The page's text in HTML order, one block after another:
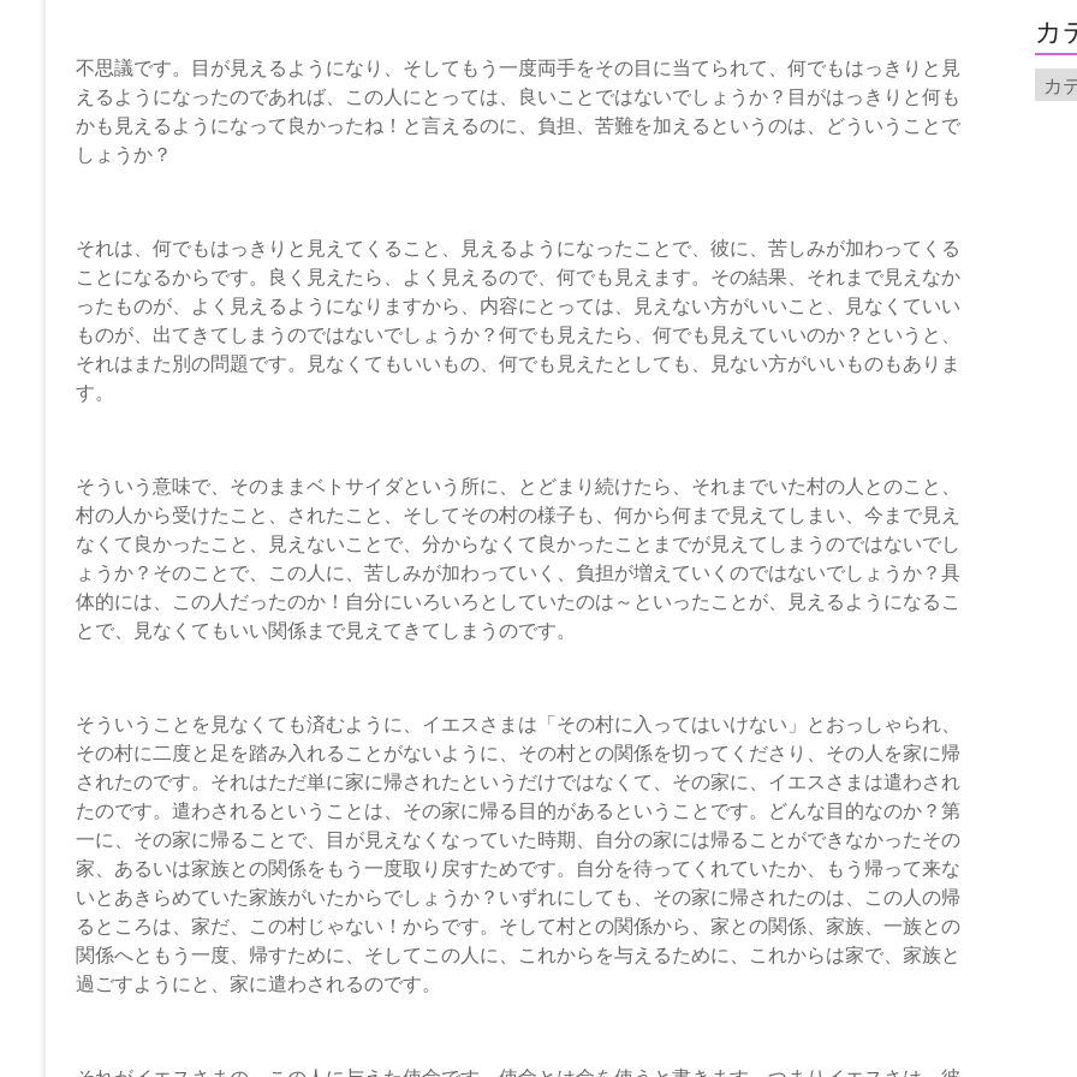
不思議です。目が見えるようになり、そしてもう一度両手をその目に当てられて、何でもはっきりと見
えるようになったのであれば、この人にとっては、良いことではないでしょうか？目がはっきりと何も
かも見えるようになって良かったね！と言えるのに、負担、苦難を加えるというのは、どういうことで
しょうか？
それは、何でもはっきりと見えてくること、見えるようになったことで、彼に、苦しみが加わってくる
ことになるからです。良く見えたら、よく見えるので、何でも見えます。その結果、それまで見えなか
ったものが、よく見えるようになりますから、内容にとっては、見えない方がいいこと、見なくていい
ものが、出てきてしまうのではないでしょうか？何でも見えたら、何でも見えていいのか？というと、
それはまた別の問題です。見なくてもいいもの、何でも見えたとしても、見ない方がいいものもありま
す。
そういう意味で、そのままベトサイダという所に、とどまり続けたら、それまでいた村の人とのこと、
村の人から受けたこと、されたこと、そしてその村の様子も、何から何まで見えてしまい、今まで見え
なくて良かったこと、見えないことで、分からなくて良かったことまでが見えてしまうのではないでし
ょうか？そのことで、この人に、苦しみが加わっていく、負担が増えていくのではないでしょうか？具
体的には、この人だったのか！自分にいろいろとしていたのは～といったことが、見えるようになるこ
とで、見なくてもいい関係まで見えてきてしまうのです。
そういうことを見なくても済むように、イエスさまは「その村に入ってはいけない」とおっしゃられ、
その村に二度と足を踏み入れることがないように、その村との関係を切ってくださり、その人を家に帰
されたのです。それはただ単に家に帰されたというだけではなくて、その家に、イエスさまは遣わされ
たのです。遣わされるということは、その家に帰る目的があるということです。どんな目的なのか？第
一に、その家に帰ることで、目が見えなくなっていた時期、自分の家には帰ることができなかったその
家、あるいは家族との関係をもう一度取り戻すためです。自分を待ってくれていたか、もう帰って来な
いとあきらめていた家族がいたからでしょうか？いずれにしても、その家に帰されたのは、この人の帰
るところは、家だ、この村じゃない！からです。そして村との関係から、家との関係、家族、一族との
関係へともう一度、帰すために、そしてこの人に、これからを与えるために、これからは家で、家族と
過ごすようにと、家に遣わされるのです。
イ
ブ
カ
カ
テ